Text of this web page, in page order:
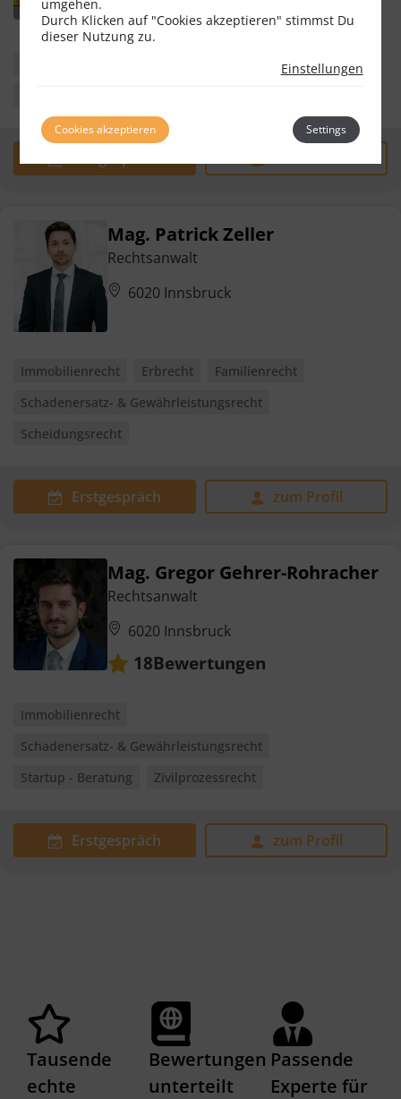
30Bewertungen
Gesellschaftsrecht
Mag. Patrick Zeller
Rechtsanwalt
6020 Innsbruck
Immobilienrecht Erbrecht
Familienrecht
Schadenersatz- & Gewährleistungsrecht
Scheidungsrecht
Erstgespräch zum Profil
Mag. Gregor Gehrer-Rohracher
Rechtsanwalt
6020 Innsbruck
18Bewertungen
Immobilienrecht
Schadenersatz- & Gewährleistungsrecht
Startup - Beratung
Zivilprozessrecht
Erstgespräch zum Profil
Tausende
echte
Bewertungen
unterteilt
Passende
Experte für
umgehen.
Durch Klicken auf "Cookies akzeptieren" stimmst Du
dieser Nutzung zu.
Einstellungen
Cookies akzeptieren Settings